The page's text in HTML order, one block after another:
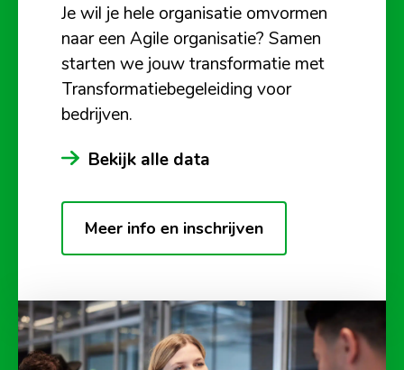
Je wil je hele organisatie omvormen
naar een Agile organisatie? Samen
starten we jouw transformatie met
Transformatiebegeleiding voor
bedrijven.
Bekijk alle data
Meer info en inschrijven